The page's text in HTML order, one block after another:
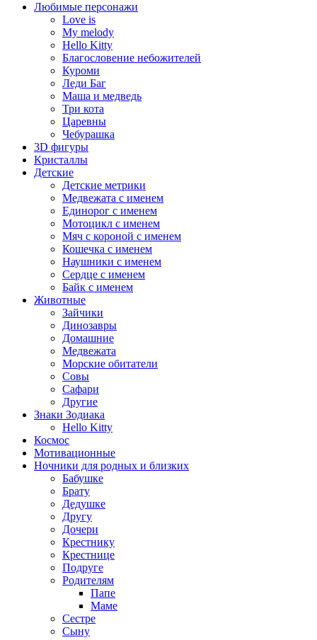
Любимые персонажи
Love is
My melody
Hello Kitty
Благословение небожителей
Куроми
Леди Баг
Маша и медведь
Три кота
Царевны
Чебурашка
3D фигуры
Кристаллы
Детские
Детские метрики
Медвежата с именем
Единорог с именем
Мотоцикл с именем
Мяч с короной с именем
Кошечка с именем
Наушники с именем
Сердце с именем
Байк с именем
Животные
Зайчики
Динозавры
Домашние
Медвежата
Морские обитатели
Совы
Сафари
Другие
Знаки Зодиака
Hello Kitty
Космос
Мотивационные
Ночники для родных и близких
Бабушке
Брату
Дедушке
Другу
Дочери
Крестнику
Крестнице
Подруге
Родителям
Папе
Маме
Сестре
Сыну